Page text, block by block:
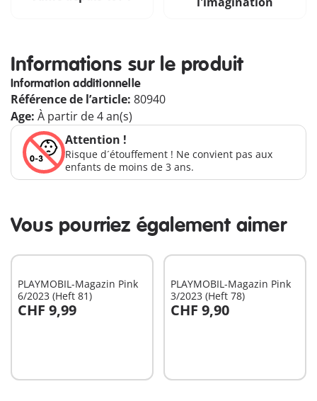
Informations sur le produit
Information additionnelle
Référence de l’article: 80940
Age: À partir de 4 an(s)
Attention !
Risque d´étouffement ! Ne convient pas aux
enfants de moins de 3 ans.
Vous pourriez également aimer
PLAYMOBIL-Magazin Pink
6/2023 (Heft 81)
CHF 9,99
Au panier
PLAYMOBIL-Magazin Pink
3/2023 (Heft 78)
CHF 9,90
Au panier